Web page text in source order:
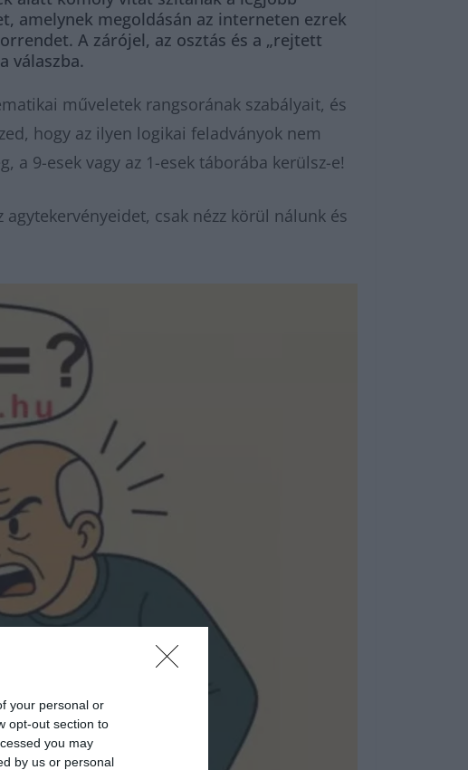
your personal or
opt-out section to
you may
by us or personal
amelynek megoldásán az interneten ezrek
A zárójel, az osztás és a „rejtett
válaszba.
műveletek rangsorának szabályait, és
hogy az ilyen logikai feladványok nem
9-esek vagy az 1-esek táborába kerülsz-e!
csak nézz körül nálunk és